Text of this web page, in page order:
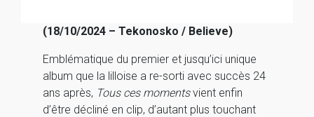
(18/10/2024 – Tekonosko / Believe)
Emblématique du premier et jusqu’ici unique
album que la lilloise a re-sorti avec succès 24
ans après, Tous ces momentsvient enfin
d’être décliné en clip, d’autant plus touchant